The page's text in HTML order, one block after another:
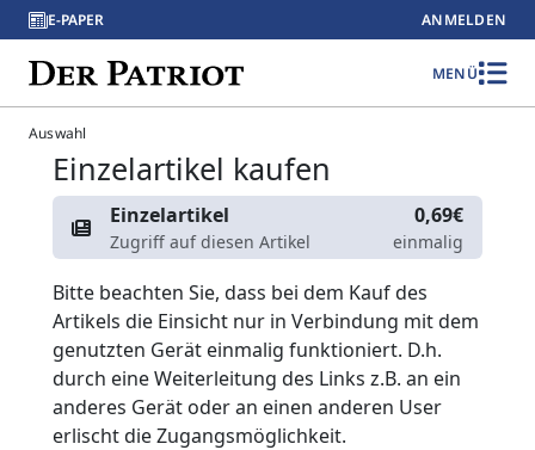
E-PAPER ANMELDEN
MENÜ
Auswahl
Einzelartikel kaufen
Einzelartikel
Zugriff auf diesen Artikel
0,69€
einmalig
Bitte beachten Sie, dass bei dem Kauf des
Artikels die Einsicht nur in Verbindung mit dem
genutzten Gerät einmalig funktioniert. D.h.
durch eine Weiterleitung des Links z.B. an ein
anderes Gerät oder an einen anderen User
erlischt die Zugangsmöglichkeit.